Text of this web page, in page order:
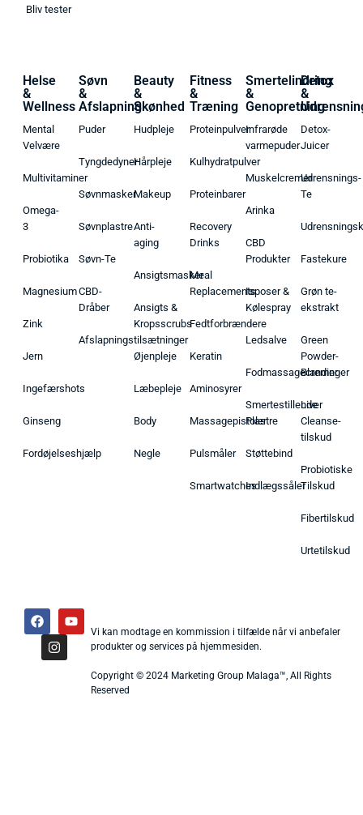
Bliv tester
Helse
&
Wellness
Mental
Velvære
Multivitaminer
Omega-
3
Probiotika
Magnesium
Zink
Jern
Ingefærshots
Ginseng
Fordøjelseshjælp
Søvn
&
Afslapning
Puder
Tyngdedyner
Søvnmasker
Søvnplastre
Søvn-Te
CBD-
Dråber
Afslapningstilsætninger
Beauty
&
Skønhed
Hudpleje
Hårpleje
Makeup
Anti-
aging
Ansigtsmasker
Ansigts &
Kropsscrubs
Øjenpleje
Læbepleje
Body
Negle
Fitness
&
Træning
Proteinpulver
Kulhydratpulver
Proteinbarer
Recovery
Drinks
Meal
Replacements
Fedtforbrændere
Keratin
Aminosyrer
Massagepistoler
Pulsmåler
Smartwatches
Smertelindring
&
Genopretning
Infrarøde
varmepuder
Muskelcremer
Arinka
CBD
Produkter
Isposer &
Kølespray
Ledsalve
Fodmassagecremer
Smertestillende
Plastre
Støttebind
Indlægssåler
Detox
&
Detox-
Juicer
Udrensnings-
Te
Fastekure
Grøn te-
ekstrakt
Green
Powder-
Blandinger
Liver
Cleanse-
tilskud
Probiotiske
Tilskud
Fibertilskud
Urtetilskud
Vi kan modtage en kommission i tilfælde når vi anbefaler
produkter og services på hjemmesiden.
Copyright © 2024 Marketing Group Malaga™, All Rights
Reserved